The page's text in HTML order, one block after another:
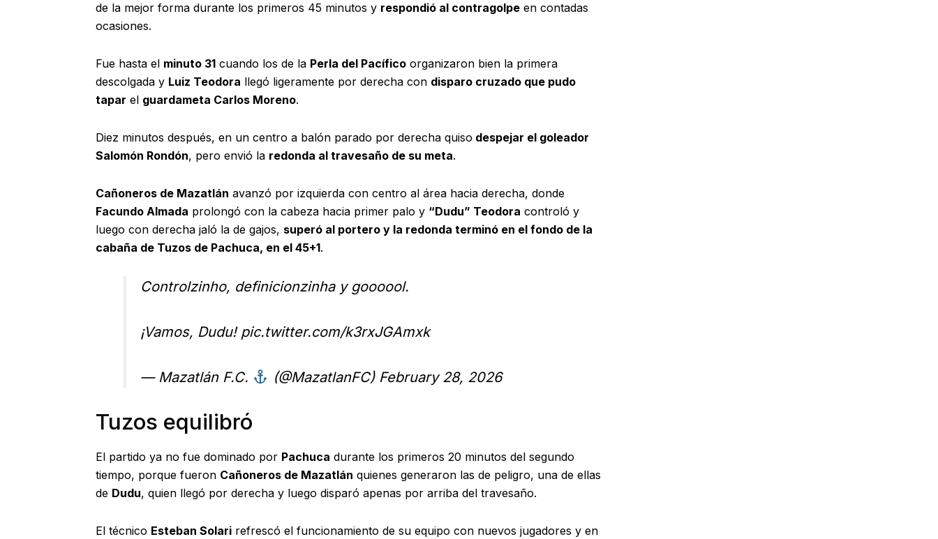
de la mejor forma durante los primeros 45 minutos y respondió al contragolpe en contadas
ocasiones.
Fue hasta el minuto 31 cuando los de la Perla del Pacífico organizaron bien la primera
descolgada y Luiz Teodora llegó ligeramente por derecha con disparo cruzado que pudo
tapar el guardameta Carlos Moreno.
Diez minutos después, en un centro a balón parado por derecha quiso despejar el goleador
Salomón Rondón, pero envió la redonda al travesaño de su meta.
Cañoneros de Mazatlán avanzó por izquierda con centro al área hacia derecha, donde
Facundo Almada prolongó con la cabeza hacia primer palo y “Dudu” Teodora controló y
luego con derecha jaló la de gajos, superó al portero y la redonda terminó en el fondo de la
cabaña de Tuzos de Pachuca, en el 45+1.
Controlzinho, definicionzinha y goooool.
¡Vamos, Dudu! pic.twitter.com/k3rxJGAmxk
— Mazatlán F.C. (@MazatlanFC) February 28, 2026
Tuzos equilibró
El partido ya no fue dominado por Pachuca durante los primeros 20 minutos del segundo
tiempo, porque fueron Cañoneros de Mazatlán quienes generaron las de peligro, una de ellas
de Dudu, quien llegó por derecha y luego disparó apenas por arriba del travesaño.
El técnico Esteban Solari refrescó el funcionamiento de su equipo con nuevos jugadores y en